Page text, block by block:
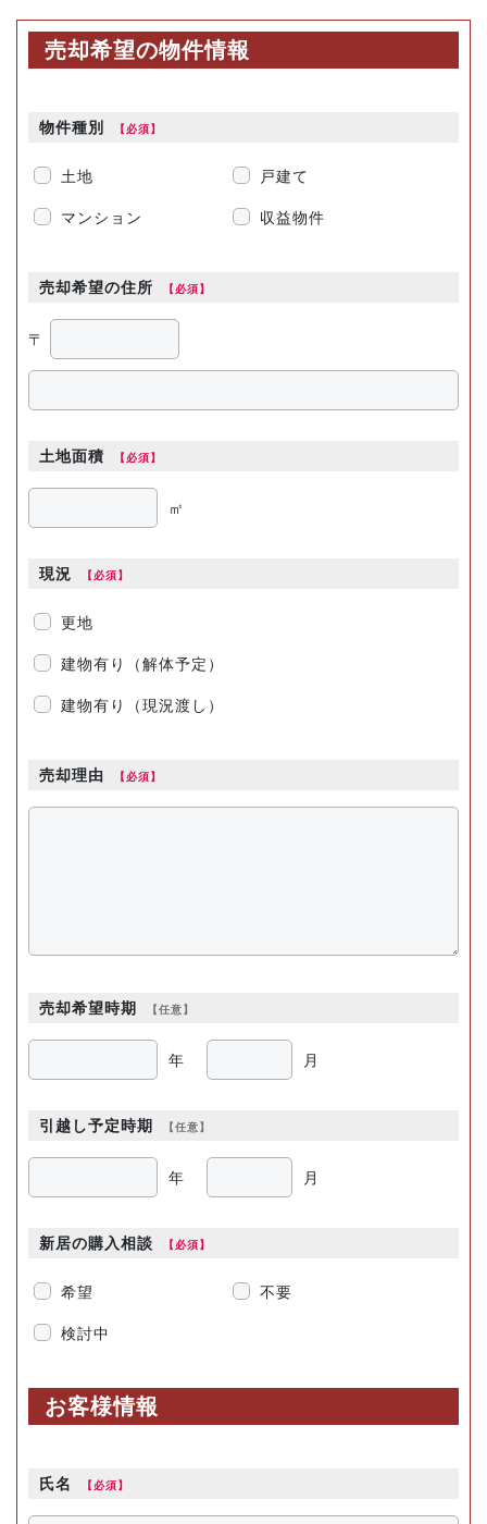
売却希望の物件情報
物件種別
土地 戸建て
マンション 収益物件
売却希望の住所
〒
土地面積
㎡
現況
更地
建物有り（解体予定）
建物有り（現況渡し）
売却理由
売却希望時期
年 月
引越し予定時期
年 月
新居の購入相談
希望 不要
検討中
お客様情報
氏名